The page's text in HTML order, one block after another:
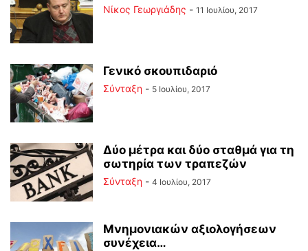
Νίκος Γεωργιάδης - 11 Ιουλίου, 2017
Γενικό σκουπιδαριό
Σύνταξη - 5 Ιουλίου, 2017
Δύο μέτρα και δύο σταθμά για τη
σωτηρία των τραπεζών
Σύνταξη - 4 Ιουλίου, 2017
Μνημονιακών αξιολογήσεων
συνέχεια…